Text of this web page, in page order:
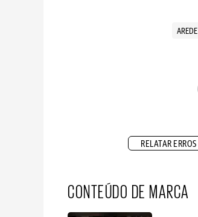
AREDE
RELATAR ERROS
CONTEÚDO DE MARCA